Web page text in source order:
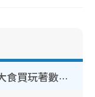
【8月生日優惠2026】全港85大食買玩著數攻略 自助餐/火鍋放題同行免費＋誠品/DONKI送現金券